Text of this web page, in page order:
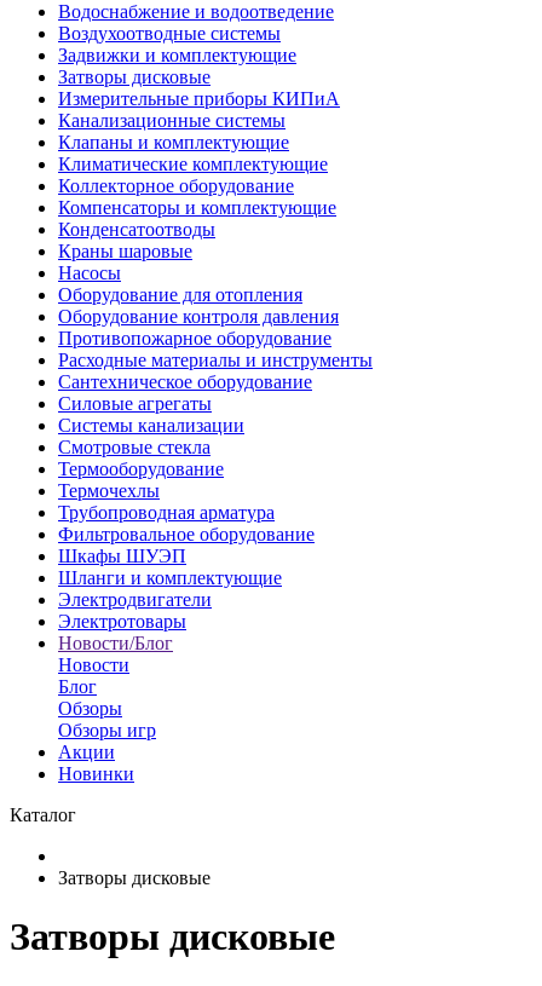
Водоснабжение и водоотведение
Воздухоотводные системы
Задвижки и комплектующие
Затворы дисковые
Измерительные приборы КИПиА
Канализационные системы
Клапаны и комплектующие
Климатические комплектующие
Коллекторное оборудование
Компенсаторы и комплектующие
Конденсатоотводы
Краны шаровые
Насосы
Оборудование для отопления
Оборудование контроля давления
Противопожарное оборудование
Расходные материалы и инструменты
Сантехническое оборудование
Силовые агрегаты
Системы канализации
Смотровые стекла
Термооборудование
Термочехлы
Трубопроводная арматура
Фильтровальное оборудование
Шкафы ШУЭП
Шланги и комплектующие
Электродвигатели
Электротовары
Новости/Блог
Новости
Блог
Обзоры
Обзоры игр
Акции
Новинки
Каталог
Затворы дисковые
Затворы дисковые